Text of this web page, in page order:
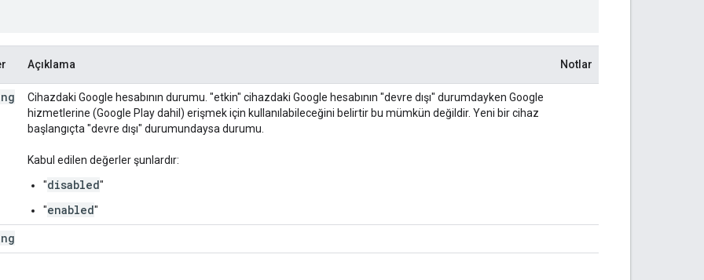
Açıklama Notlar
Cihazdaki Google hesabının durumu. "etkin" cihazdaki Google hesabının "devre dışı" durumdayken Google
hizmetlerine (Google Play dahil) erişmek için kullanılabileceğini belirtir bu mümkün değildir. Yeni bir cihaz
başlangıçta "devre dışı" durumundaysa durumu.
Kabul edilen değerler şunlardır:
"disabled"
"enabled"